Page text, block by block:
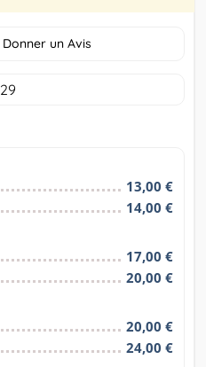
Donner un Avis
13,00 €
14,00 €
17,00 €
20,00 €
20,00 €
24,00 €